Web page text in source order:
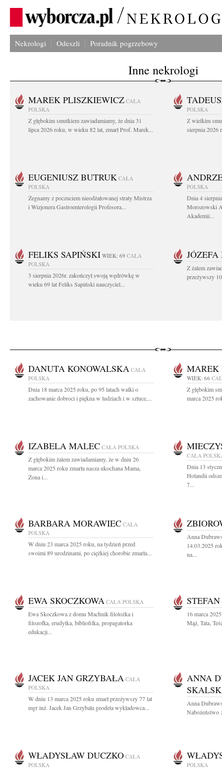
Nekrologi Odeszli Poradnik pogrzebowy
Inne nekrologi
MAREK PLISZKIEWICZ CAŁA
POLSKA
Z głębokim smutkiem zawiadamiamy, że dnia 31
lipca 2026 roku, w wieku 82 lat, zmarł Prof. Marek...
POLSKA
Z wielkim
sierpnia 2026
EUGENIUSZ BUTRUK CAŁA
POLSKA
Żegnamy z poczuciem nieodżałowanej straty Mistrza
i Wizjonera Gastroenterologii Profesora...
POLSKA
Dnia 4
Morozowski
Akademii...
FELIKS SAPIŃSKI WIEK: 69 CAŁA
POLSKA
3 sierpnia 2026r. zakończył swoją wędrówkę w
wieku 69 lat Feliks Sapiński nauczyciel...
Z żalem
przeżywszy
DANUTA KONOWALSKA CAŁA
POLSKA
Dnia 18 marca 2025 roku, po 95 latach walki o
zachowanie dobroci i piękna w ludziach i w sztuce,...
MAREK
WIEK: 66
Z głębokim
marca 2025
IZABELA MALEC CAŁA POLSKA
Z głębokim żalem zawiadamiamy, że w dniu 26
marca 2025 roku zmarła nasza ukochana Mama,
Żona i...
CAŁA
Dnia 13
Holandii
7...
BARBARA MORAWIEC CAŁA
POLSKA
W dniu 23 marca 2025 roku, na tydzień przed
swoimi 89 urodzinami, po ciężkiej chorobie zmarła...
Anna
14.03.2025
na...
EWA SKOCZKOWA CAŁA POLSKA
Ewa Skoczkowa z domu Machnik filolożka i
filozofka, erudytka, bibliofilka, propagatorka
edukacji...
16 marca
Mąż, Tata,
JACEK JAN GRZYBAŁA CAŁA
POLSKA
W dniu 13 marca 2025 roku zmarł przeżywszy 77 lat
mgr inż. Jacek Jan Grzybała geodeta wykładowca...
ANNA
Anna
Nabożeństwo
WŁADYSŁAW DUCZKO CAŁA
POLSKA
POLSKA